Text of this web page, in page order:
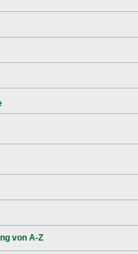
von A-Z